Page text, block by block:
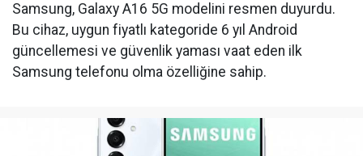
Samsung, Galaxy A16 5G modelini resmen duyurdu.
Bu cihaz, uygun fiyatlı kategoride 6 yıl Android
güncellemesi ve güvenlik yaması vaat eden ilk
Samsung telefonu olma özelliğine sahip.